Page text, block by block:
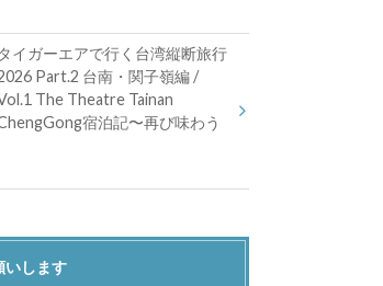
タイガーエアで行く台湾縦断旅行
Part.2 台南・関子嶺編 /
The Theatre Tainan
宿泊記〜再び味わう
いします